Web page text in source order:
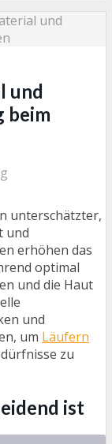
und
und
beim
unterschätzter,
und
erhöhen das
optimal
und die Haut
und
um Läufern
zu
ist